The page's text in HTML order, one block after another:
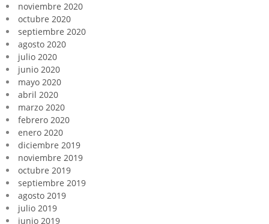
noviembre 2020
octubre 2020
septiembre 2020
agosto 2020
julio 2020
junio 2020
mayo 2020
abril 2020
marzo 2020
febrero 2020
enero 2020
diciembre 2019
noviembre 2019
octubre 2019
septiembre 2019
agosto 2019
julio 2019
junio 2019